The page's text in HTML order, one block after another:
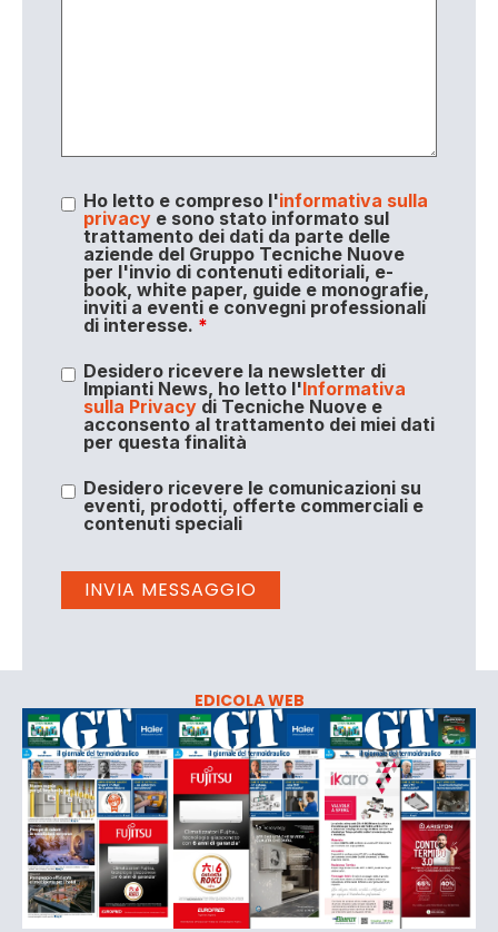
Ho letto e compreso l'informativa sulla
privacye sono stato informato sul
trattamento dei dati da parte delle
aziende del Gruppo Tecniche Nuove
per l'invio di contenuti editoriali, e-
book, white paper, guide e monografie,
inviti a eventi e convegni professionali
di interesse. *
Desidero ricevere la newsletter di
Impianti News, ho letto l'Informativa
sulla Privacydi Tecniche Nuove e
acconsento al trattamento dei miei dati
per questa finalità
Desidero ricevere le comunicazioni su
eventi, prodotti, offerte commerciali e
contenuti speciali
EDICOLA WEB